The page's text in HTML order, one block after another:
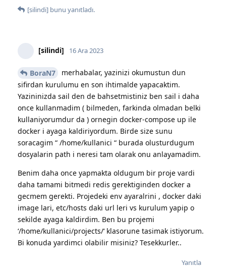
[silindi] bunu yanıtladı.
[silindi] 16 Ara 2023
BoraN7
merhabalar, yazinizi okumustun dun
sifirdan kurulumu en son ihtimalde yapacaktim.
Yazininizda sail den de bahsetmistiniz ben sail i daha
once kullanmadim ( bilmeden, farkinda olmadan belki
kullaniyorumdur da ) ornegin docker-compose up ile
docker i ayaga kaldiriyordum. Birde size sunu
soracagim “ /home/kullanici “ burada olusturdugum
dosyalarin path i neresi tam olarak onu anlayamadim.
Benim daha once yapmakta oldugum bir proje vardi
daha tamami bitmedi redis gerektiginden docker a
gecmem gerekti. Projedeki env ayaralrini , docker daki
image lari, etc/hosts daki url leri vs kurulum yapip o
sekilde ayaga kaldirdim. Ben bu projemi
‘/home/kullanici/projects/‘ klasorune tasimak istiyorum.
Bi konuda yardimci olabilir misiniz? Tesekkurler..
Yanıtla